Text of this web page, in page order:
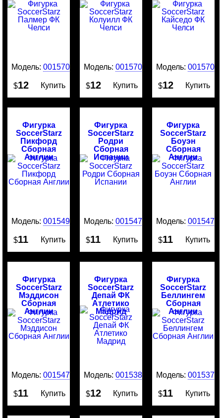
Модель:0015708
$12 Купить
Модель:0015707
$12 Купить
Модель: 0015706
$12 Купить
Фигурка
SoccerStarz
Пикфорд
Сборная
Англии
Модель:0015491
$11 Купить
Фигурка
SoccerStarz
Родри
Сборная
Испании
Модель:0015478
$11 Купить
Фигурка
SoccerStarz
Боуэн
Сборная
Англии
Модель: 0015477
$11 Купить
Фигурка
SoccerStarz
Мэддисон
Сборная
Англии
Модель:0015476
$11 Купить
Фигурка
SoccerStarz
Депай ФК
Атлетико
Мадрид
Модель:0015380
$12 Купить
Фигурка
SoccerStarz
Беллингем
Сборная
Англии
Модель: 0015379
$11 Купить